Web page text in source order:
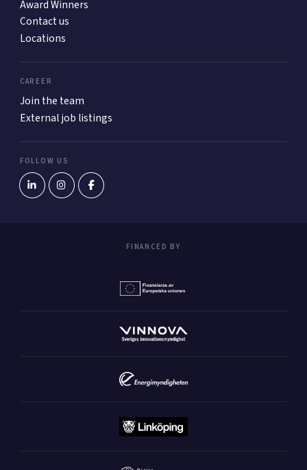
Award Winners
Contact us
Locations
CAREER
Join the team
External job listings
FOLLOW US
FINANCED BY